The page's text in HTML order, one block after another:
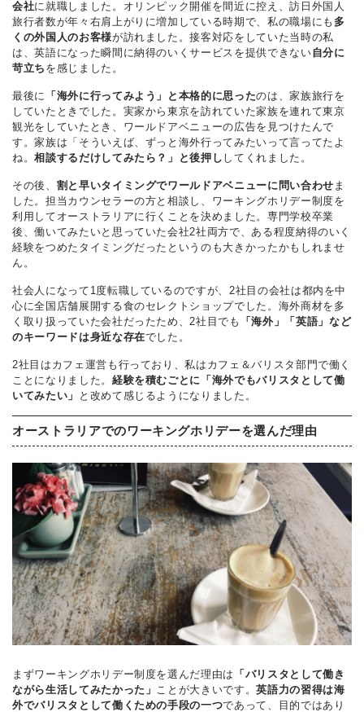
会社に就職しました。オリンピック開催を間近に控え、訪日外国人
旅行者数が年々右肩上がりに増加している時期で、私の職場にも 多
くの外国人のお客様が訪れました。接客対応をしていた当時の私
は、英語になった瞬間に納得のいくサービスを提供できない自分に
苛立ち を感じました。
最後に 「海外に行ってみよう」と本格的に思ったのは、家族旅行を
していたときでした。実家から東京を訪れていた家族を連れて東京
観光をしていたとき、ワールドアベニューの広告を見つけたんで
す。家族は「そういえば、ずっと海外行ってみたいって言ってたよ
ね。相談するだけしてみたら？」と後押し してくれました。
その後、 割と早いタイミングでワールドアベニューに問い合わせ ま
した。担当カウンセラーの方と相談し、ワーキングホリデー制度を
利用してオーストラリアに行くことを決めました。専門学校卒業
後、働いてみたいと思っていた会社2社両方で、ある程度納得のいく
経験をつめたタイミングだったというのも大きかったかもしれませ
ん。
社会人になって1度転職しているのですが、2社目の会社は都内を中
心に全国店舗展開する食のセレクトショップでした。海外商材を多
く取り扱っていた会社だったため、2社目でも
「海外」「英語」など
のキーワードは身近な存在でした。
2社目はカフェ運営も行っており、私はカフェ＆バリスタ部門で働く
ことになりました。 経験を積むごとに「海外でもバリスタとして働
いてみたい」
と改めて感じるようになりました。
オーストラリアでのワーキングホリデーを選んだ理由
まずワーキングホリデー制度を選んだ理由は 「バリスタとして働き
ながら生活してみたかった」
ことが大きいです。英語力の習得は海
外でバリスタとして働くための手段の一つであって、目的ではあり